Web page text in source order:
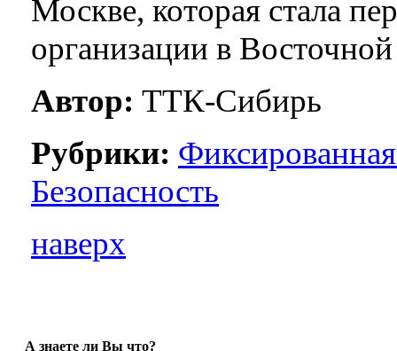
Москве, которая стала
организации в
Автор: ТТК-Сибирь
Рубрики: Фиксированная
Безопасность
наверх
А знаете ли Вы что?